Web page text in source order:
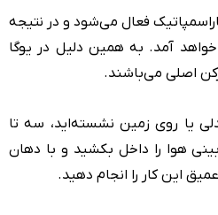
فعال می‌شود و در نتیجه
آمد. به همین دلیل در یوگا
اصلی می‌باشند.
یا روی زمین نشسته‌اید، سه تا
هوا را داخل بکشید و با دهان
این کار را انجام دهید.